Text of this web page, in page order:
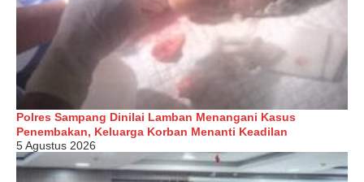
Polres Sampang Dinilai Lamban Menangani Kasus
Penembakan, Keluarga Korban Menanti Keadilan
5 Agustus 2026